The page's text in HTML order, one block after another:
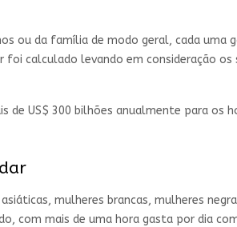
ou da família de modo geral, cada uma
foi calculado levando em consideração
US$ 300 bilhões anualmente para os
mulheres brancas, mulheres
com mais de uma hora gasta por dia